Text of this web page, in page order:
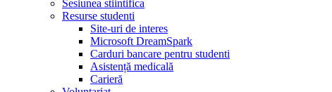
Sesiunea stiintifica
Resurse studenti
Site-uri de interes
Microsoft DreamSpark
Carduri bancare pentru studenti
Asistență medicală
Carieră